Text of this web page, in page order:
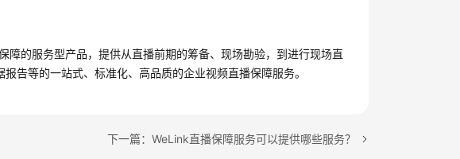
的服务型产品，提供从直播前期的筹备、现场勘验，到进行现场直
告等的一站式、标准化、高品质的企业视频直播保障服务。
下一篇：WeLink直播保障服务可以提供哪些服务？